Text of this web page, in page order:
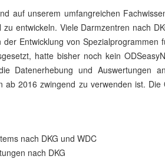
auf unserem umfangreichen
entwickeln. Viele Darmzentren nach
Entwicklung von Spezialprogrammen
hatte bisher noch kein
Datenerhebung und Auswertungen
2016 zwingend zu verwenden ist. Die
nach DKG und WDC
nach DKG